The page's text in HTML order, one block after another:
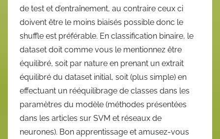
de test et d’entraînement, au contraire ceux ci
doivent être le moins biaisés possible donc le
shuffle est préférable. En classification binaire, le
dataset doit comme vous le mentionnez être
équilibré, soit par nature en prenant un extrait
équilibré du dataset initial, soit (plus simple) en
effectuant un rééquilibrage de classes dans les
paramètres du modèle (méthodes présentées
dans les articles sur SVM et réseaux de
neurones). Bon apprentissage et amusez-vous